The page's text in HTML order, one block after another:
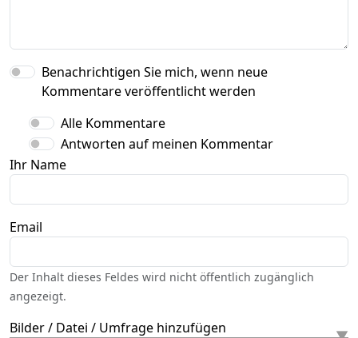
Benachrichtigen Sie mich, wenn neue
Kommentare veröffentlicht werden
Alle Kommentare
Antworten auf meinen Kommentar
Ihr Name
Email
Der Inhalt dieses Feldes wird nicht öffentlich zugänglich
angezeigt.
Bilder / Datei / Umfrage hinzufügen